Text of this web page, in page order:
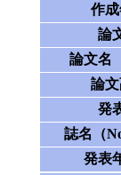
作
論
論文名
論
発
誌名（
発表